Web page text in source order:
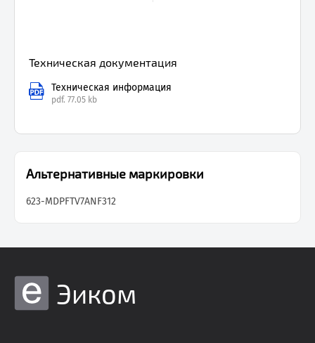
Техническая документация
Техническая информация
pdf. 77.05 kb
Альтернативные маркировки
623-MDPFTV7ANF312
Эиком